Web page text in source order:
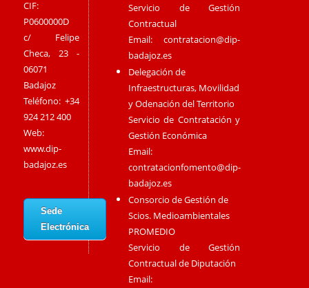
CIF:
P0600000D
c/ Felipe
Checa, 23 -
06071
Badajoz
Teléfono: +34
924 212 400
Web:
www.dip-
badajoz.es
Sede
Electrónica
Servicio de Gestión
Contractual
Email:contratacion@dip-
badajoz.es
Delegación de
Infraestructuras, Movilidad
y Odenación del Territorio
Servicio de Contratación y
Gestión Económica
Email:
contratacionfomento@dip-
badajoz.es
Consorcio de Gestión de
Scios. Medioambientales
PROMEDIO
Servicio de Gestión
Contractual de Diputación
Email: